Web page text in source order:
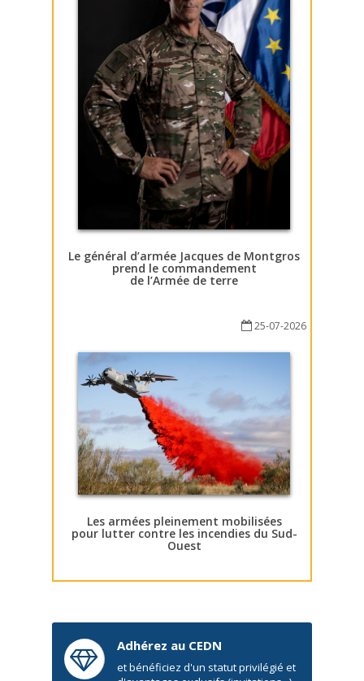
Le général d’armée Jacques de Montgros
prend le commandement
de l’Armée de terre
25-07-2026
Les armées pleinement mobilisées
pour lutter contre les incendies du Sud-
Ouest
Adhérez au CEDN
et bénéficiez d'un statut privilégié et